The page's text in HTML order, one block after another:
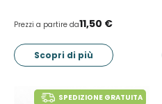
Prezzi a partire da11,50 €
Scopri di più
SPEDIZIONE GRATUITA